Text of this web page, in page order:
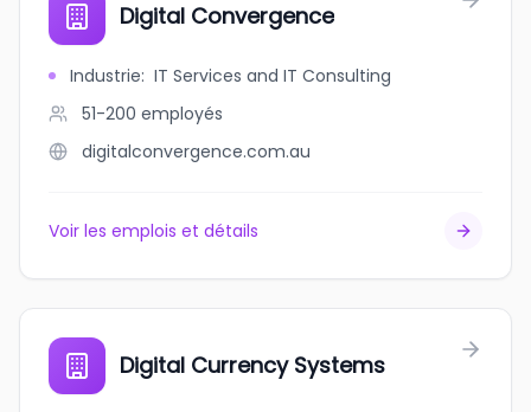
Digital Convergence
Industrie: IT Services and IT Consulting
51-200 employés
digitalconvergence.com.au
Voir les emplois et détails
Digital Currency Systems